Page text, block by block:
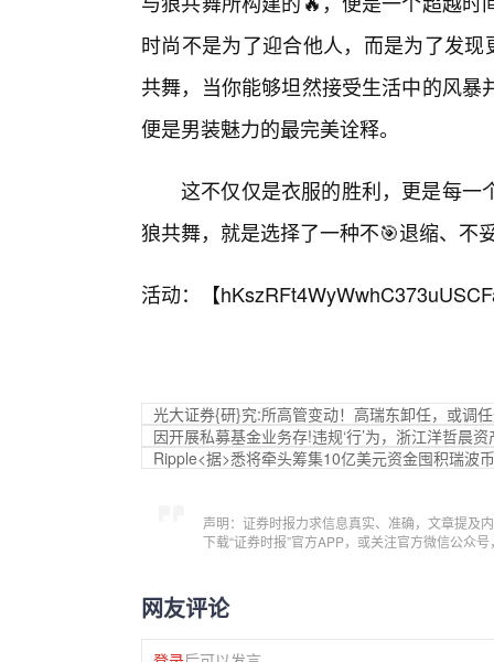
时尚不是为了迎合他人，而是为了发
共舞，当你能够坦然接受生活中的风
便是男装魅力的最完美诠释。
这不仅仅是衣服的胜利，更是每一
狼共舞，就是选择了一种不🎯退缩、不
活动：【
光大证券{研}究:所高管变动！高瑞东卸任，或调
因开展私募基金业务存!违规‘行’为，浙江洋哲晨
Ripple<据>悉将牵头筹集10亿美元资金囤积瑞波币
声明：证券时报力求信息真实、准确，文章提及
下载“证券时报”官方APP，或关注官方微信公众
网友评论